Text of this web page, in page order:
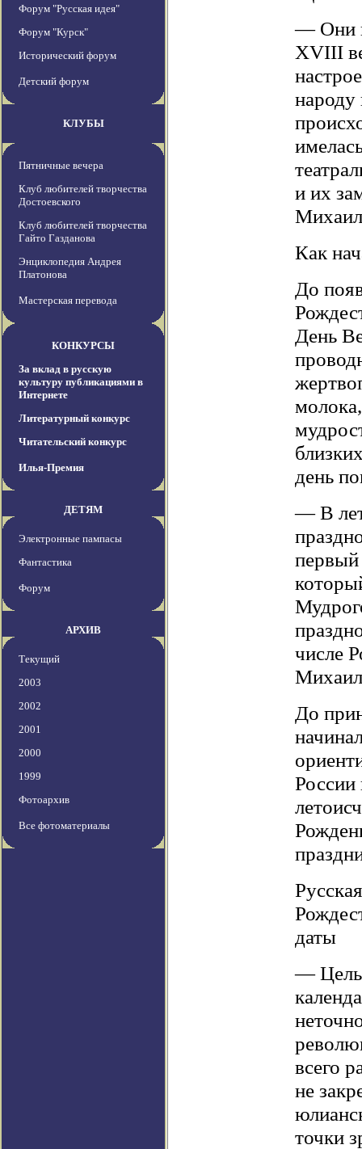
Форум "Русская идея"
Форум "Курск"
Исторический форум
Детский форум
КЛУБЫ
Пятничные вечера
Клуб любителей творчества
Достоевского
Клуб любителей творчества
Гайто Газданова
Энциклопедия Андрея
Платонова
Мастерская перевода
КОНКУРСЫ
За вклад в русскую
культуру публикациями в
Интернете
Литературный конкурс
Читательский конкурс
Илья-Премия
ДЕТЯМ
Электронные пампасы
Фантастика
Форум
АРХИВ
Текущий
2003
2002
2001
2000
1999
Фотоархив
Все фотоматериалы
— Они
XVIII
народу
и их
Как
До
День
день
— В
первый
числе
До
России
даты
—
всего
не
точки